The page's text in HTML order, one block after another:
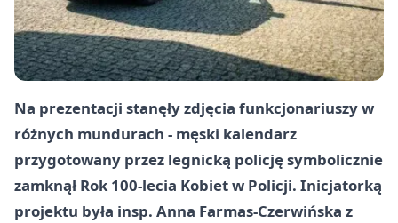
Na prezentacji stanęły zdjęcia funkcjonariuszy w
różnych mundurach - męski kalendarz
przygotowany przez legnicką policję symbolicznie
zamknął Rok 100-lecia Kobiet w Policji. Inicjatorką
projektu była insp. Anna Farmas-Czerwińska z